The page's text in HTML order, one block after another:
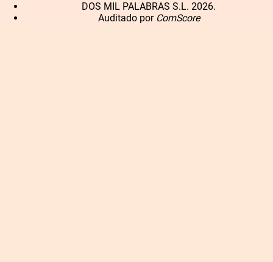
DOS MIL PALABRAS S.L. 2026.
Auditado por ComScore